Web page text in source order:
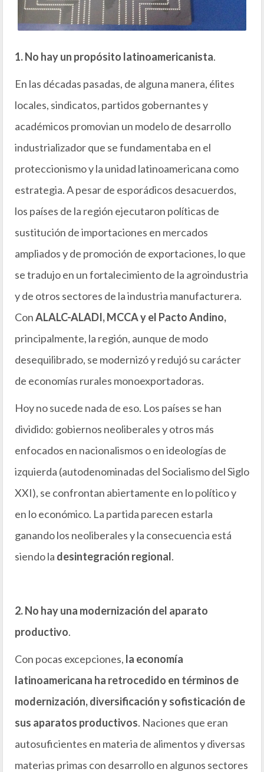
1. No hay un propósito latinoamericanista.
En las décadas pasadas, de alguna manera, élites
locales, sindicatos, partidos gobernantes y
académicos promovian un modelo de desarrollo
industrializador que se fundamentaba en el
proteccionismo y la unidad latinoamericana como
estrategia. A pesar de esporádicos desacuerdos,
los países de la región ejecutaron políticas de
sustitución de importaciones en mercados
ampliados y de promoción de exportaciones, lo que
se tradujo en un fortalecimiento de la agroindustria
y de otros sectores de la industria manufacturera.
ConALALC-ALADI, MCCA y el Pacto Andino,
principalmente, la región, aunque de modo
desequilibrado, se modernizó y redujó su carácter
de economías rurales monoexportadoras.
Hoy no sucede nada de eso. Los países se han
dividido: gobiernos neoliberales y otros más
enfocados en nacionalismos o en ideologías de
izquierda (autodenominadas del Socialismo del Siglo
XXI), se confrontan abiertamente en lo político y
en lo económico. La partida parecen estarla
ganando los neoliberales y la consecuencia está
siendo la desintegración regional.
2. No hay una modernización del aparato
productivo.
Con pocas excepciones, la economía
latinoamericana ha retrocedido en términos de
modernización, diversificación y sofisticación de
sus aparatos productivos. Naciones que eran
autosuficientes en materia de alimentos y diversas
materias primas con desarrollo en algunos sectores